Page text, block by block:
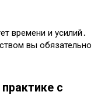
времени и усилий․
вы обязательно
с